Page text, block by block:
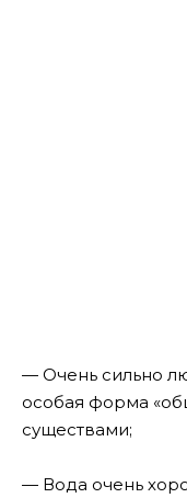
— Очень сильно
особая форма
существами;
— Вода очень